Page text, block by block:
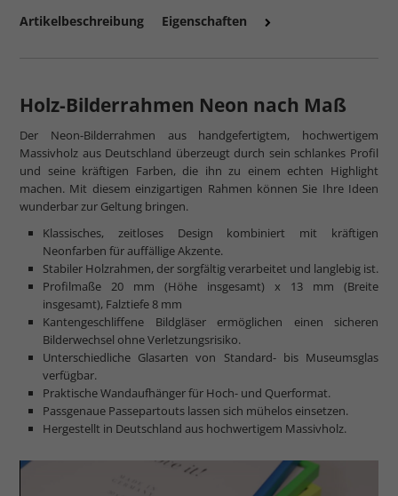
Artikelbeschreibung Eigenschaften
Holz-Bilderrahmen Neon nach Maß
Der Neon-Bilderrahmen aus handgefertigtem, hochwertigem
Massivholz aus Deutschland überzeugt durch sein schlankes Profil
und seine kräftigen Farben, die ihn zu einem echten Highlight
machen. Mit diesem einzigartigen Rahmen können Sie Ihre Ideen
wunderbar zur Geltung bringen.
Klassisches, zeitloses Design kombiniert mit kräftigen
Neonfarben für auffällige Akzente.
Stabiler Holzrahmen, der sorgfältig verarbeitet und langlebig ist.
Profilmaße 20 mm (Höhe insgesamt) x 13 mm (Breite
insgesamt), Falztiefe 8 mm
Kantengeschliffene Bildgläser ermöglichen einen sicheren
Bilderwechsel ohne Verletzungsrisiko.
Unterschiedliche Glasarten von Standard- bis Museumsglas
verfügbar.
Praktische Wandaufhänger für Hoch- und Querformat.
Passgenaue Passepartouts lassen sich mühelos einsetzen.
Hergestellt in Deutschland aus hochwertigem Massivholz.